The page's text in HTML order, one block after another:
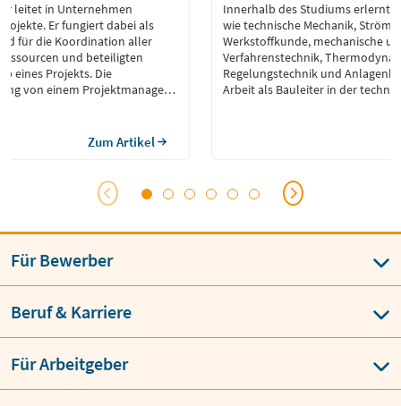
leitet in Unternehmen
Er fungiert dabei als
für die Koordination aller
und beteiligten
eines Projekts. Die
von einem Projektmanager
aller Beteiligten
Zum Artikel
Innerhalb des Studiums erlernte
wie technische Mechanik,
Werkstoffkunde, mechanische
Verfahrenstechnik,
Regelungstechnik und
Arbeit als Bauleiter in der
Für Bewerber
Beruf & Karriere
Für Arbeitgeber